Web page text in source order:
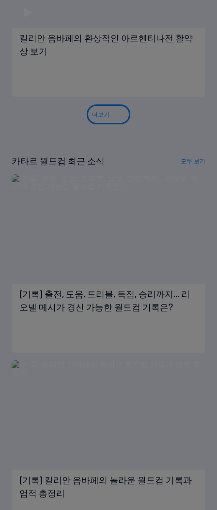
킬리안 음바페의 환상적인 아르헨티나전 활약
상 보기
더보기
카타르 월드컵 최근 소식 모두 보기
[기록] 출전, 도움, 드리블, 득점, 승리까지… 리
오넬 메시가 경신 가능한 월드컵 기록은?
[기록] 킬리안 음바페의 놀라운 월드컵 기록과
업적 총정리